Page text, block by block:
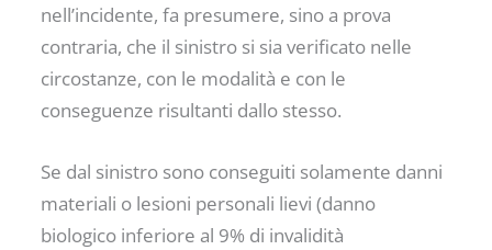
nell’incidente, fa presumere, sino a prova
contraria, che il sinistro si sia verificato nelle
circostanze, con le modalità e con le
conseguenze risultanti dallo stesso.
Se dal sinistro sono conseguiti solamente danni
materiali o lesioni personali lievi (danno
biologico inferiore al 9% di invalidità